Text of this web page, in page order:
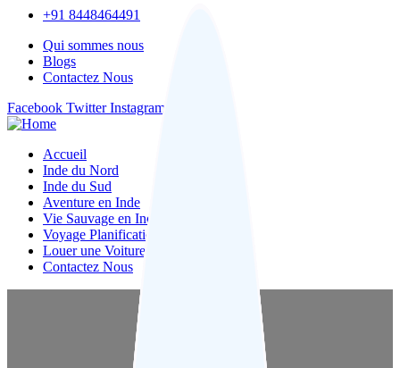
+91 8448464491
Qui sommes nous
Blogs
Contactez Nous
Facebook Twitter Instagram
Accueil
Inde du Nord
Inde du Sud
Aventure en Inde
Vie Sauvage en Inde
Voyage Planification
Louer une Voiture
Contactez Nous